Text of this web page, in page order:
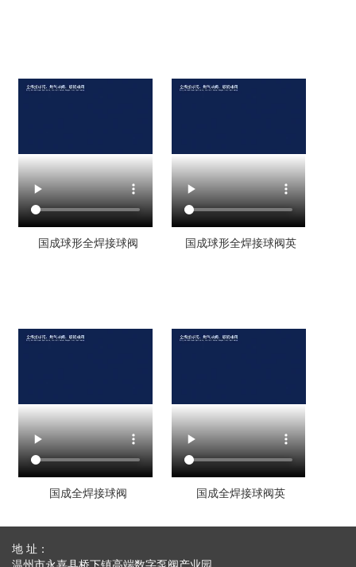
国成球形全焊接球阀 国成球形全焊接球阀英
国成全焊接球阀 国成全焊接球阀英
地 址：
温州市永嘉县桥下镇高端数字泵阀产业园